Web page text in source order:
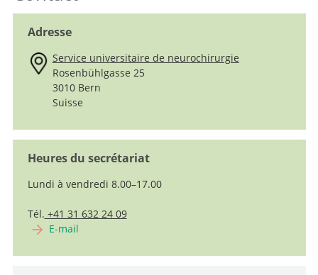
Adresse
Service universitaire de neurochirurgie
Rosenbühlgasse 25
3010 Bern
Suisse
Heures du secrétariat
Lundi à vendredi 8.00–17.00
Tél. +41 31 632 24 09
E-mail